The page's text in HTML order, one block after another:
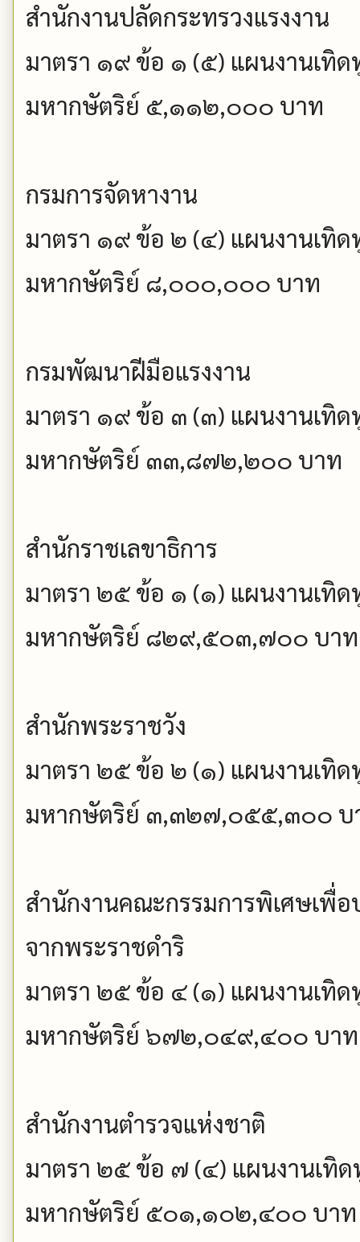
สำนักงานปลัดกระทรวงแรงงาน
มาตรา ๑๙ ข้อ ๑ (๕) แผนงานเทิ
มหากษัตริย์ ๕,๑๑๒,๐๐๐ บาท
กรมการจัดหางาน
มาตรา ๑๙ ข้อ ๒ (๔) แผนงานเทิ
มหากษัตริย์ ๘,๐๐๐,๐๐๐ บาท
กรมพัฒนาฝีมือแรงงาน
มาตรา ๑๙ ข้อ ๓ (๓) แผนงานเทิ
มหากษัตริย์ ๓๓,๘๗๒,๒๐๐ บาท
สำนักราชเลขาธิการ
มาตรา ๒๕ ข้อ ๑ (๑) แผนงานเทิ
มหากษัตริย์ ๘๒๙,๕๐๓,๗๐๐ บาท
สำนักพระราชวัง
มาตรา ๒๕ ข้อ ๒ (๑) แผนงานเทิ
มหากษัตริย์ ๓,๓๒๗,๐๕๕,๓๐๐ บ
สำนักงานคณะกรรมการพิเศษเพื่อ
จากพระราชดำริ
มาตรา ๒๕ ข้อ ๔ (๑) แผนงานเทิ
มหากษัตริย์ ๖๗๒,๐๔๙,๔๐๐ บาท
สำนักงานตำรวจแห่งชาติ
มาตรา ๒๕ ข้อ ๗ (๔) แผนงานเทิ
มหากษัตริย์ ๕๐๑,๑๐๒,๔๐๐ บาท